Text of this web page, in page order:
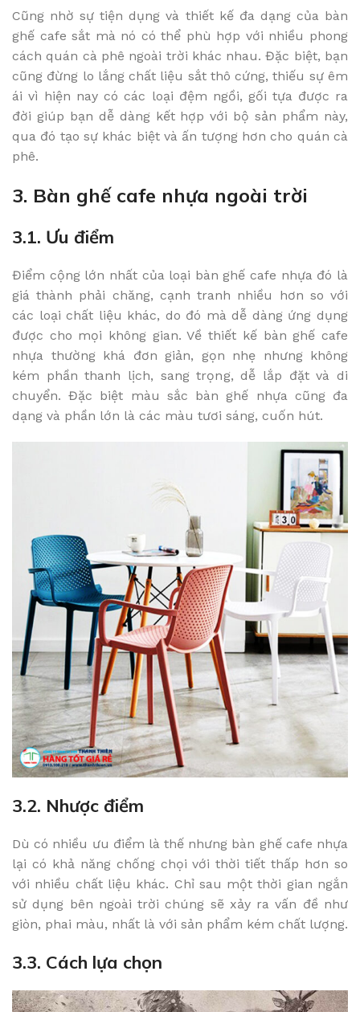
Cũng nhờ sự tiện dụng và thiết kế đa dạng của bàn
ghế cafe sắt mà nó có thể phù hợp với nhiều phong
cách quán cà phê ngoài trời khác nhau. Đặc biệt, bạn
cũng đừng lo lắng chất liệu sắt thô cứng, thiếu sự êm
ái vì hiện nay có các loại đệm ngồi, gối tựa được ra
đời giúp bạn dễ dàng kết hợp với bộ sản phẩm này,
qua đó tạo sự khác biệt và ấn tượng hơn cho quán cà
phê.
3. Bàn ghế cafe nhựa ngoài trời
3.1. Ưu điểm
Điểm cộng lớn nhất của loại bàn ghế cafe nhựa đó là
giá thành phải chăng, cạnh tranh nhiều hơn so với
các loại chất liệu khác, do đó mà dễ dàng ứng dụng
được cho mọi không gian. Về thiết kế bàn ghế cafe
nhựa thường khá đơn giản, gọn nhẹ nhưng không
kém phần thanh lịch, sang trọng, dễ lắp đặt và di
chuyển. Đặc biệt màu sắc bàn ghế nhựa cũng đa
dạng và phần lớn là các màu tươi sáng, cuốn hút.
3.2. Nhược điểm
Dù có nhiều ưu điểm là thế nhưng bàn ghế cafe nhựa
lại có khả năng chống chọi với thời tiết thấp hơn so
với nhiều chất liệu khác. Chỉ sau một thời gian ngắn
sử dụng bên ngoài trời chúng sẽ xảy ra vấn đề như
giòn, phai màu, nhất là với sản phẩm kém chất lượng.
3.3. Cách lựa chọn